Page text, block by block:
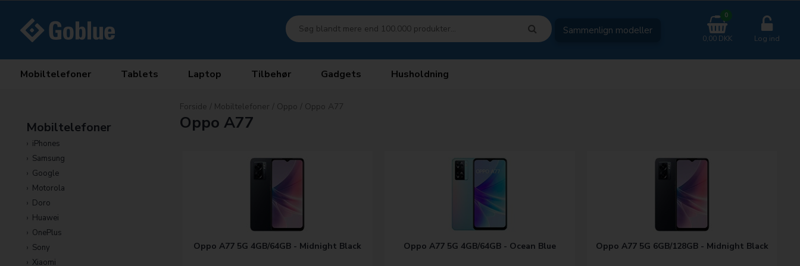
Sammenlign modeller
0
0,00 DKK Log ind
Mobiltelefoner Tablets Laptop Tilbehør Gadgets Husholdning
Mobiltelefoner
iPhones
Samsung
Google
Motorola
Doro
Huawei
OnePlus
Sony
Xiaomi
Forside / Mobiltelefoner / Oppo / Oppo A77
Oppo A77
Oppo A77 5G 4GB/64GB - Midnight Black Oppo A77 5G 4GB/64GB - Ocean Blue Oppo A77 5G 6GB/128GB - Midnight Black